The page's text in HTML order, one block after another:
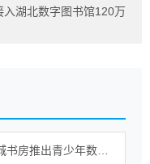
入湖北数字图书馆120万